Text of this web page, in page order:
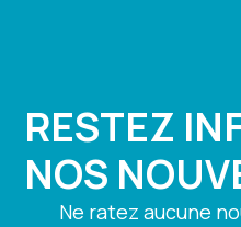
RESTEZ
NOS
Ne ratez aucune